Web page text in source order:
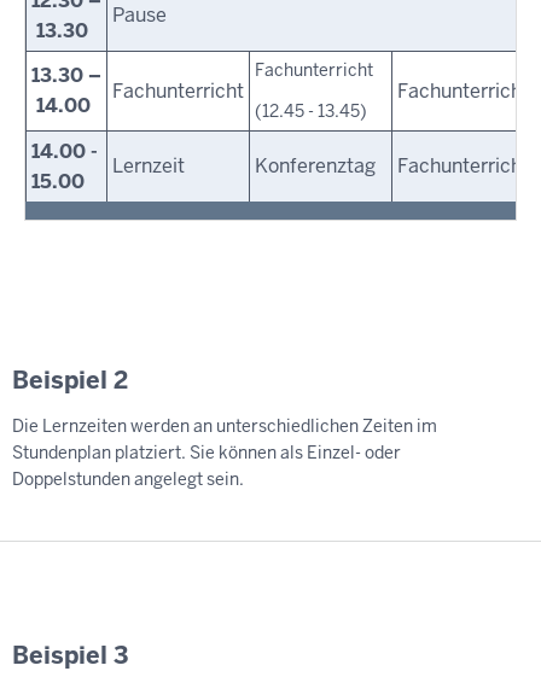
13.30
Pause
13.30 –
14.00
Fachunterricht
Fachunterricht
(12.45 - 13.45)
Fachunterricht
14.00 -
15.00
Lernzeit Konferenztag Fachunterricht
Beispiel 2
Die Lernzeiten werden an unterschiedlichen Zeiten im
Stundenplan platziert. Sie können als Einzel- oder
Doppelstunden angelegt sein.
Beispiel 3